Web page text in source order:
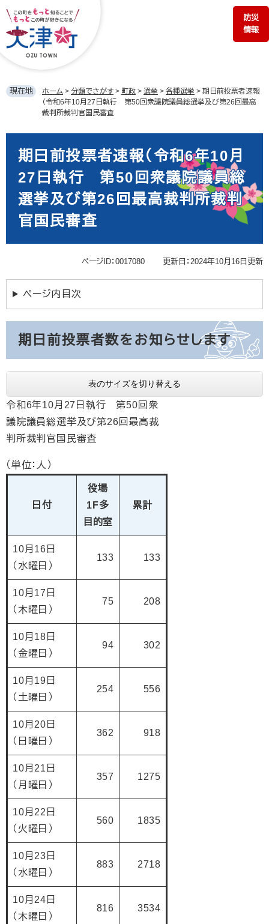
ジ
の
す。
ュ
ー
し
文
防災
情報
現在地 ホーム > 分類でさがす > 町政 > 選挙 > 各種選挙 > 期日前投票者速報
（令和6年10月27日執行 第50回衆議院議員総選挙及び第26回最高
裁判所裁判官国民審査
期日前投票者速報（令和6年10月
27日執行 第50回衆議院議員総
選挙及び第26回最高裁判所裁判
官国民審査
ページID：0017080 更新日：2024年10月16日更新
ページ内目次
期日前投票者数をお知らせします
表のサイズを切り替える
令和6年10月27日執行 第50回衆
議院議員総選挙及び第26回最高裁
判所裁判官国民審査
（単位：人）
日付
役場
1F多
目的室
累計
10月16日
（水曜日）
133 133
10月17日
（木曜日）
75 208
10月18日
（金曜日）
94 302
10月19日
（土曜日）
254 556
10月20日
（日曜日）
362 918
10月21日
（月曜日）
357 1275
10月22日
（火曜日）
560 1835
10月23日
（水曜日）
883 2718
10月24日
（木曜日）
816 3534